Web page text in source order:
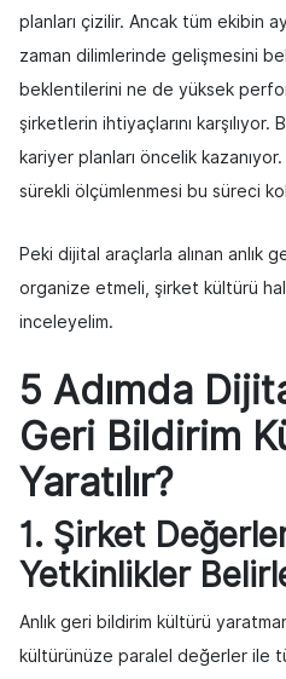
planları çizilir. Ancak tüm ekibin
zaman dilimlerinde gelişmesini
beklentilerini ne de yüksek
şirketlerin ihtiyaçlarını
kariyer planları öncelik kazanıyor.
sürekli ölçümlenmesi bu süreci
Peki dijital araçlarla alınan anlık
organize etmeli, şirket kültürü
inceleyelim.
5 Adımda
Geri Bildirim
Yaratılır?
1. Şirket
Yetkinlikler
Anlık geri bildirim kültürü
kültürünüze paralel değerler ile